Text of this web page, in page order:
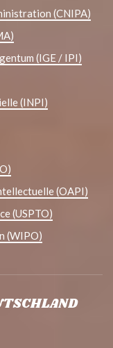
(CNIPA)
(IGE / IPI)
(INPI)
(OAPI)
(USPTO)
(WIPO)